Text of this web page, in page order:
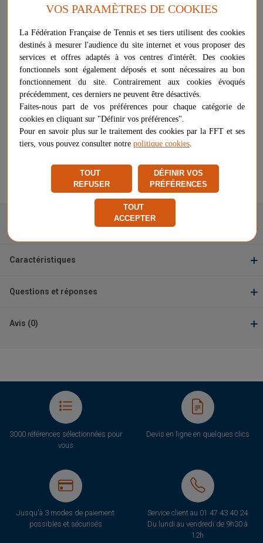
Voir les questions / réponses
39,00 € - +
AJOUTER AU PANIER
Livraison gratuite
Chez vousentre le 11/08 et le 18/08
Signaler un problème d'ordre juridique
Caractéristiques
Questions et réponses
Avis (0)
3000 références sélectionnées pour
vous
Devis en ligne en quelques clics
Jusqu'à 3 modes de paiement
possibles et sécurisés
Service client au 01 47 43 40 24
Du lundi au vendredi de 9h30 à
12h
VOS PARAMÈTRES DE COOKIES
La Fédération Française de Tennis et ses tiers utilisent des cookies
destinés à mesurer l'audience du site internet et vous proposer des
services et offres adaptés à vos centres d'intérêt. Des cookies
fonctionnels sont également déposés et sont nécessaires au bon
fonctionnement du site. Contrairement aux cookies évoqués
précédemment, ces derniers ne peuvent être désactivés.
Faites-nous part de vos préférences pour chaque catégorie de
cookies en cliquant sur "Définir vos préférences".
Pour en savoir plus sur le traitement des cookies par la FFT et ses
tiers, vous pouvez consulter notre politique cookies.
TOUT
REFUSER
DÉFINIR VOS
PRÉFÉRENCES
TOUT
ACCEPTER